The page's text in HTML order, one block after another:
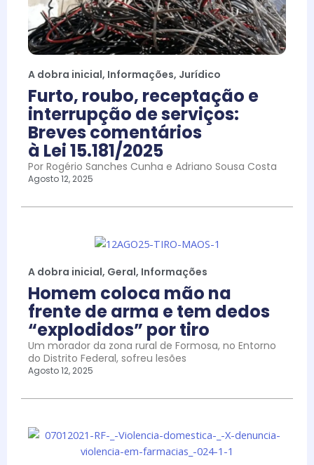
A dobra inicial, Informações, Jurídico
Furto, roubo, receptação e
interrupção de serviços:
Breves comentários
à Lei 15.181/2025
Por Rogério Sanches Cunha e Adriano Sousa Costa
Agosto 12, 2025
A dobra inicial, Geral, Informações
Homem coloca mão na
frente de arma e tem dedos
“explodidos” por tiro
Um morador da zona rural de Formosa, no Entorno
do Distrito Federal, sofreu lesões
Agosto 12, 2025